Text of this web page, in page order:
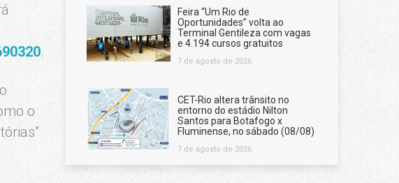
.
o
Feira “Um Rio de
Oportunidades” volta ao
Terminal Gentileza com vagas
e 4.194 cursos gratuitos
7 de agosto de 2026
CET-Rio altera trânsito no
entorno do estádio Nilton
Santos para Botafogo x
Fluminense, no sábado (08/08)
7 de agosto de 2026